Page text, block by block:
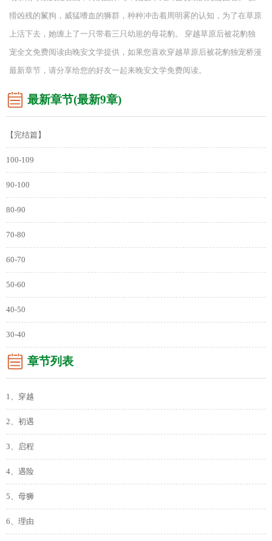
猾凶残的鬣狗，威猛嗜血的狮群，种种冲击着周明雾的认知，为了在草原
上活下去，她缠上了一只带着三只幼崽的母花豹。 穿越草原后被花豹独
宠全文免费阅读由晚安文学提供，如果您喜欢穿越草原后被花豹独宠桥漫
最新章节，请分享给您的好友一起来晚安文学免费阅读。
最新章节(最新9章)
【完结篇】
100-109
90-100
80-90
70-80
60-70
50-60
40-50
30-40
章节列表
1、穿越
2、初遇
3、启程
4、遇险
5、母狮
6、理由